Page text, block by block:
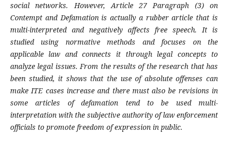
social networks. However, Article 27 Paragraph (3) on
Contempt and Defamation is actually a rubber article that is
multi-interpreted and negatively affects free speech.
It is
studied using normative methods and focuses on the
applicable law and connects it through legal concepts to
analyze legal issues. From the results of the research that has
been studied, it shows that the use of absolute offenses can
make ITE cases increase and there must also be revisions in
some articles of defamation tend to be used multi-
interpretation with the subjective authority of law enforcement
officials to promote freedom of expression in public.